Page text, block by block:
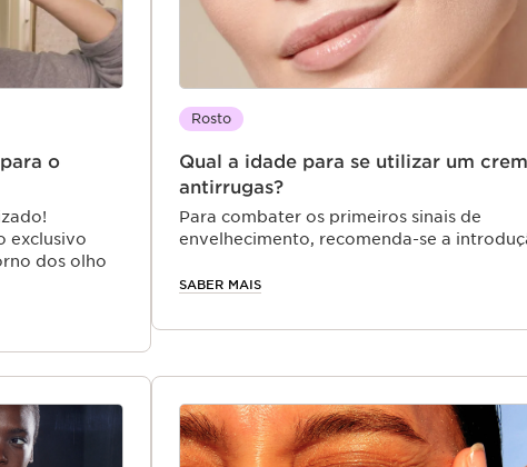
o
exclusivo
dos olhos.
Rosto
Qual a idade para se utilizar um
antirrugas?
Para combater os primeiros sinais de
envelhecimento, recomenda-se a
cuidados da pele por volta dos 30 anos.
primeiras rugas estão a começar a
SABER MAIS